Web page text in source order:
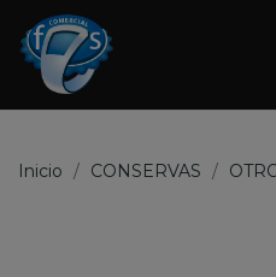
Inicio CONSERVAS